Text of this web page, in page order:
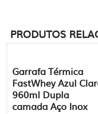
PRODUTOS
Garrafa Térmica
FastWhey Azul
960ml Dupla
camada Aço Inox